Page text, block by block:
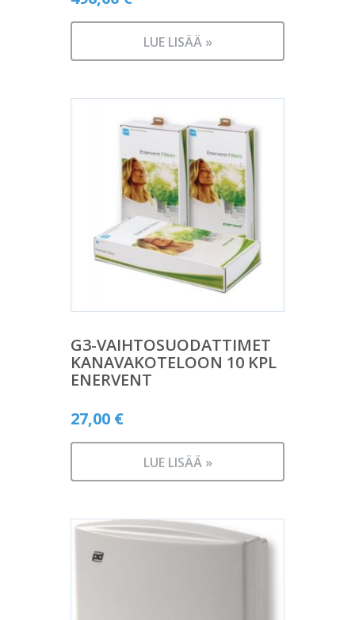
LUE LISÄÄ »
G3-VAIHTOSUODATTIMET
KANAVAKOTELOON 10 KPL
ENERVENT
27,00 €
LUE LISÄÄ »